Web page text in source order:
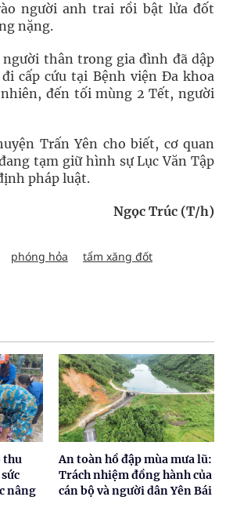
người anh trai rồi bật lửa đốt
nặng.
người thân trong gia đình đã dập
cấp cứu tại Bệnh viện Đa khoa
đến tối mùng 2 Tết, người
Trấn Yên cho biết, cơ quan
tạm giữ hình sự Lục Văn Tập
pháp luật.
Ngọc Trúc (T/h)
phóng hỏa
tẩm xăng đốt
thu
nâng
An toàn hồ đập mùa mưa lũ:
Trách nhiệm đồng hành của
cán bộ và người dân Yên Bái